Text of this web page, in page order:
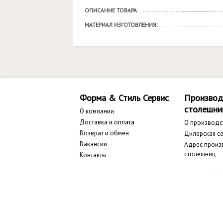
ОПИСАНИЕ ТОВАРА:
МАТЕРИАЛ ИЗГОТОВЛЕНИЯ:
Форма & Стиль Сервис
О компании
Доставка и оплата
Возврат и обмен
Вакансии
Контакты
О
Дилерская
Адрес
столешниц